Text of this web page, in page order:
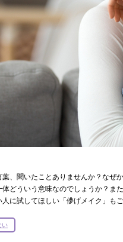
葉、聞いたことありませんか？な
体どういう意味なのでしょうか？ま
に試してほしい「儚げメイク」もご
い